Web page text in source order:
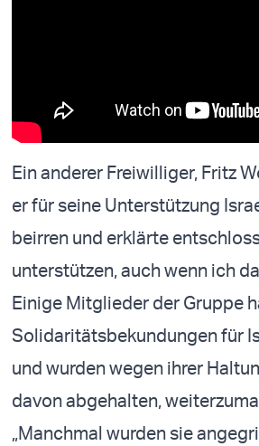
Ein anderer Freiwilliger, Fritz
er für seine Unterstützung
beirren und erklärte
unterstützen, auch wenn ich
Einige Mitglieder der Gruppe
Solidaritätsbekundungen für
und wurden wegen ihrer
davon abgehalten,
„Manchmal wurden sie